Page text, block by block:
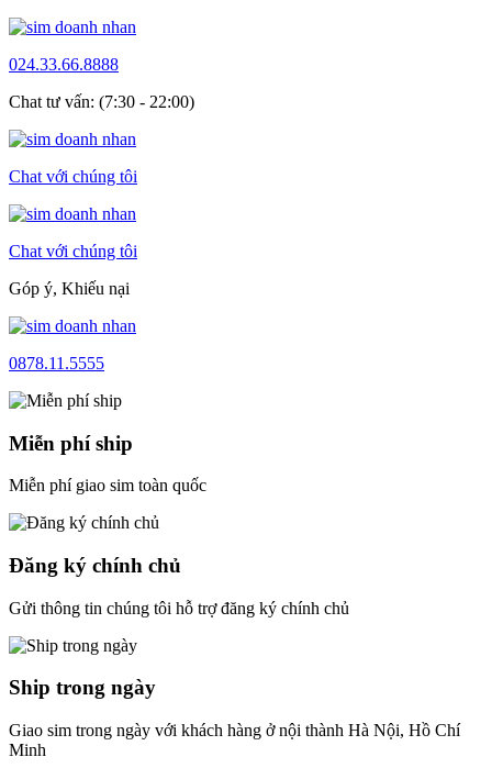
024.33.66.8888
Chat tư vấn: (7:30 - 22:00)
Chat với chúng tôi
Chat với chúng tôi
Góp ý, Khiếu nại
0878.11.5555
Miễn phí ship
Miễn phí giao sim toàn quốc
Đăng ký chính chủ
Gửi thông tin chúng tôi hỗ trợ đăng ký chính chủ
Ship trong ngày
Giao sim trong ngày với khách hàng ở nội thành Hà Nội, Hồ Chí
Minh